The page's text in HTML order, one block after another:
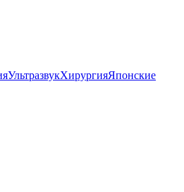
УльтразвукХирургияЯпонские